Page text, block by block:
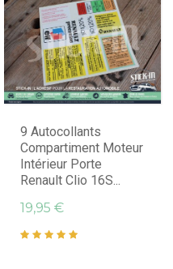
9 Autocollants
Compartiment Moteur
Intérieur Porte
Renault Clio 16S...
19,95 €